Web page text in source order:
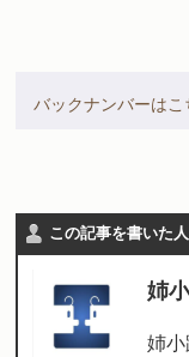
バックナンバーはこ
この記事を書いた人
姉
姉